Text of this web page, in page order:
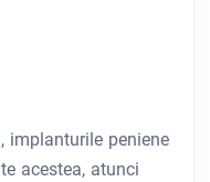
implanturile peniene
acestea, atunci